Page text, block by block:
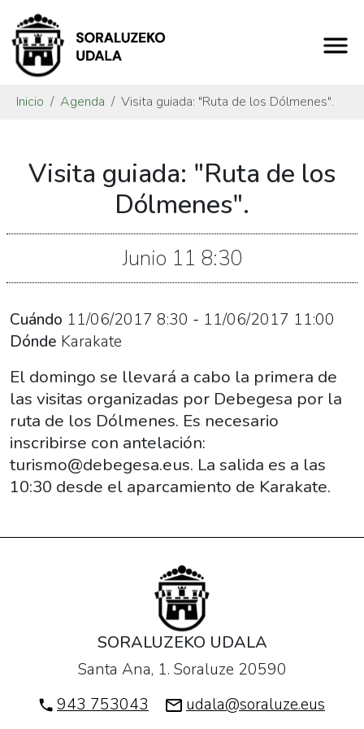
Inicio Agenda Visita guiada: "Ruta de los Dólmenes".
guiada-
los-
Visita
"Ruta
de
los
Dólmenes".
2017-
06-
11T10:30:00+02:00
2017-
El
primera
Visita guiada: "Ruta de los
Dólmenes".
Junio 11 8:30
Cuándo 11/06/2017 8:30 - 11/06/2017 11:00
Dónde Karakate
El domingo se llevará a cabo la primera de
las visitas organizadas por Debegesa por la
ruta de los Dólmenes. Es necesario
inscribirse con antelación:
turismo@debegesa.eus. La salida es a las
10:30 desde el aparcamiento de Karakate.
SORALUZEKO UDALA
Santa Ana, 1. Soraluze 20590
943 753043
udala@soraluze.eus